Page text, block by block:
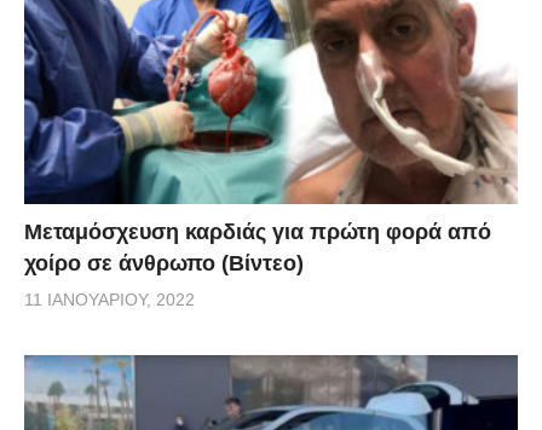
Μεταμόσχευση καρδιάς για πρώτη φορά από
χοίρο σε άνθρωπο (Βίντεο)
11 ΙΑΝΟΥΑΡΊΟΥ, 2022